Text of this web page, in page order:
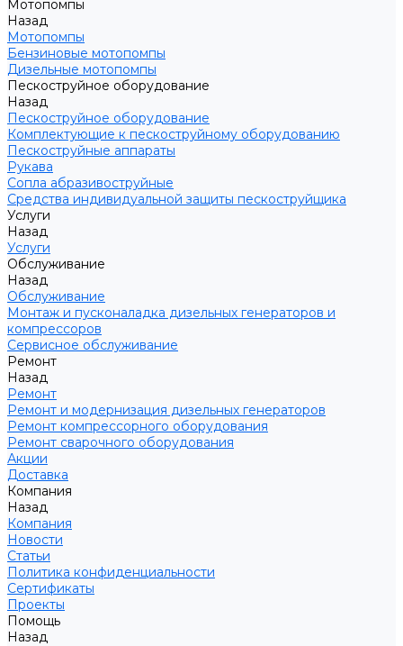
Мотопомпы
Назад
Мотопомпы
Бензиновые мотопомпы
Дизельные мотопомпы
Пескоструйное оборудование
Назад
Пескоструйное оборудование
Комплектующие к пескоструйному оборудованию
Пескоструйные аппараты
Рукава
Сопла абразивоструйные
Средства индивидуальной защиты пескоструйщика
Услуги
Назад
Услуги
Обслуживание
Назад
Обслуживание
Монтаж и пусконаладка дизельных генераторов и
компрессоров
Сервисное обслуживание
Ремонт
Назад
Ремонт
Ремонт и модернизация дизельных генераторов
Ремонт компрессорного оборудования
Ремонт сварочного оборудования
Акции
Доставка
Компания
Назад
Компания
Новости
Статьи
Политика конфиденциальности
Сертификаты
Проекты
Помощь
Назад